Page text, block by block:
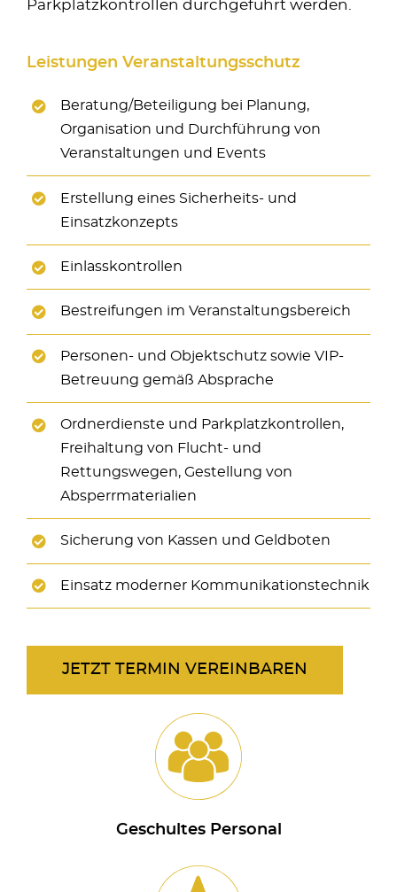
Parkplatzkontrollen durchgeführt werden.
Leistungen Veranstaltungsschutz
Beratung/Beteiligung bei Planung,
Organisation und Durchführung von
Veranstaltungen und Events
Erstellung eines Sicherheits- und
Einsatzkonzepts
Einlasskontrollen
Bestreifungen im Veranstaltungsbereich
Personen- und Objektschutz sowie VIP-
Betreuung gemäß Absprache
Ordnerdienste und Parkplatzkontrollen,
Freihaltung von Flucht- und
Rettungswegen, Gestellung von
Absperrmaterialien
Sicherung von Kassen und Geldboten
Einsatz moderner Kommunikationstechnik
JETZT TERMIN VEREINBAREN
Geschultes Personal